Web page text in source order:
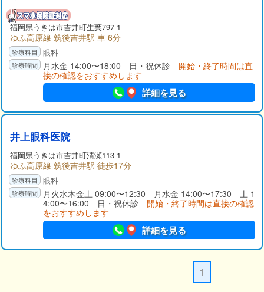
福岡県うきは市吉井町生葉797-1
ゆふ高原線 筑後吉井駅 車 6分
眼科
月水金 14:00〜18:00 日・祝休診 開始・終了時間は直
接の確認をおすすめします
詳細を見る
井上眼科医院
福岡県うきは市吉井町清瀬113-1
ゆふ高原線 筑後吉井駅 徒歩17分
眼科
月火水木金土 09:00〜12:30 月水金 14:00〜17:30 土 1
4:00〜16:00 日・祝休診 開始・終了時間は直接の確認
をおすすめします
詳細を見る
1